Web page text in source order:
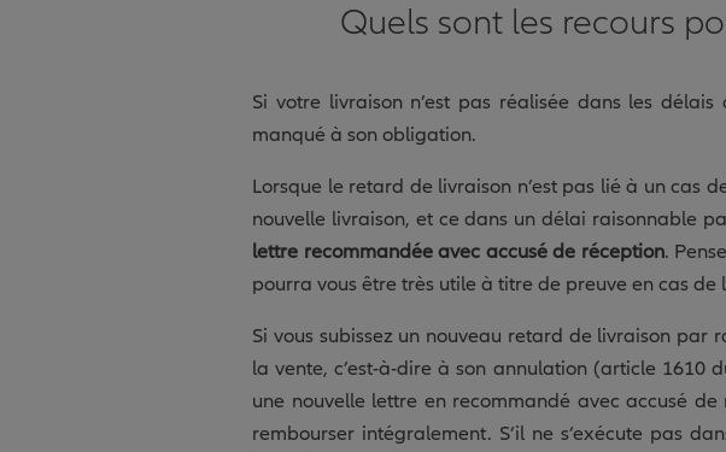
Quels sont les recours
Si votre livraison n’est pas réalisée dans les
manqué à son obligation.
Lorsque le retard de livraison n’est pas lié à un cas
nouvelle livraison, et ce dans un délai raisonnable
lettre recommandée avec accusé de réception.
pourra vous être très utile à titre de preuve en cas de
Si vous subissez un nouveau retard de livraison
la vente, c’est-à-dire à son annulation (article 1610
une nouvelle lettre en recommandé avec accusé
rembourser intégralement. S’il ne s’exécute pas